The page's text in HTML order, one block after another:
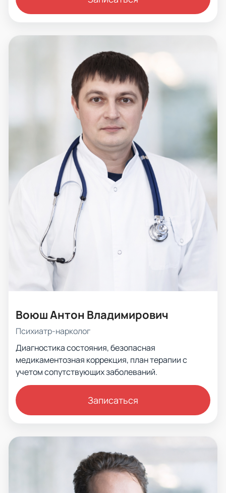
Воюш Антон Владимирович
Психиатр-нарколог
Диагностика состояния, безопасная
медикаментозная коррекция, план терапии с
учетом сопутствующих заболеваний.
Записаться